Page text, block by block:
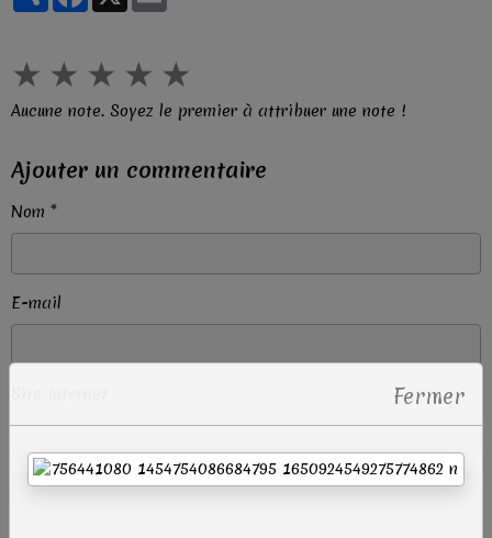
★ ★ ★ ★ ★
Aucune note. Soyez le premier à attribuer une note !
Ajouter un commentaire
Nom
E-mail
Fermer